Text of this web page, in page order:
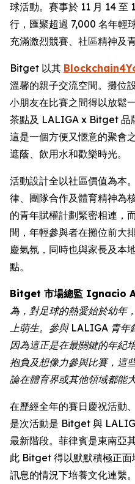
球活動。賽事於 11 月 14 至
行，匯聚超過 7,000 名年輕
充滿激烈競賽、社區精神及
Bitget 以其
溫馨的親子交流空間。攤位
小朋友在比賽之間得以放鬆
茶點及 LALIGA x Bitget 品
這是一個方便又愜意的聚會
遮蔭、飲用水和歡樂時光。
活動設計全以社區價值為本
律、團隊合作及體育精神為
的青年賦權計劃緊密相連，
間，年輕參與者在攤位前大
慶氣氛，同時也與家長及本
點。
Bitget 市場總監 Ignacio
為，對足球的熱愛始於幼年
上萌生。參與 LALIGA 青年
因為這正是在最關鍵的年紀
抱負及想像力參與比賽，這
論在體育界或其他領域都能
在歷經全年的賽日慶祝活動
是次活動是 Bitget 與
最新階段。菲律賓是東南亞
此 Bitget 得以默默積極正面
訊息的情況下培養文化連繫。